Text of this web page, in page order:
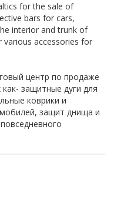
for the sale of
bars for cars,
interior and trunk of
accessories for
центр по продаже
защитные дуги для
коврики и
защит днища и